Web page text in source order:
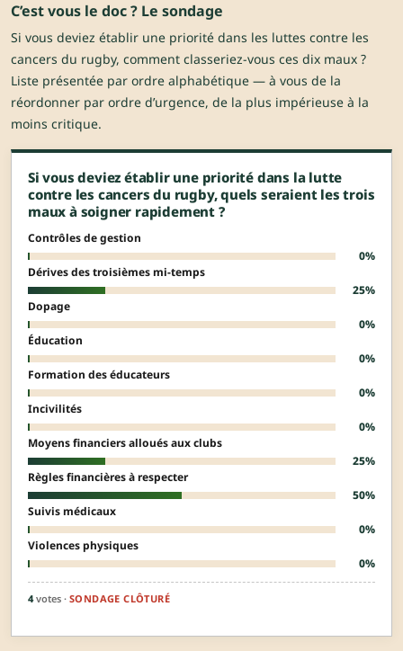
C’est vous le doc ? Le sondage
Si vous deviez établir une priorité dans les luttes contre les
cancers du rugby, comment classeriez-vous ces dix maux ?
Liste présentée par ordre alphabétique — à vous de la
réordonner par ordre d’urgence, de la plus impérieuse à la
moins critique.
Si vous deviez établir une priorité dans la lutte
contre les cancers du rugby, quels seraient les trois
maux à soigner rapidement ?
Contrôles de gestion
0%
Dérives des troisièmes mi-temps
25%
Dopage
0%
Éducation
0%
Formation des éducateurs
0%
Incivilités
0%
Moyens financiers alloués aux clubs
25%
Règles financières à respecter
50%
Suivis médicaux
0%
Violences physiques
0%
4votes · SONDAGE CLÔTURÉ